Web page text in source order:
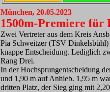
München, 20.05.2023
1500m-Premiere für
Zwei Vertreter aus dem Kreis
Pia Schweitzer (TSV Dinkelsbühl)
knappe Entscheidung. Lediglich
Rang Drei.
In der Hochsprungentscheidung
und 1,90 m auf Anhieb. 1,95 m
dritten Platz, der Sieg ging mit